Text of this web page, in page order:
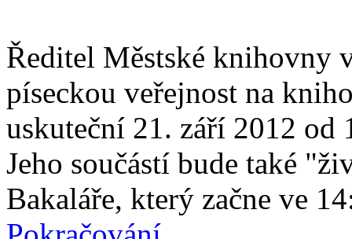
Ředitel Městské knihovny
píseckou veřejnost na
uskuteční 21. září 2012 od
Jeho součástí bude také
Bakaláře, který začne ve